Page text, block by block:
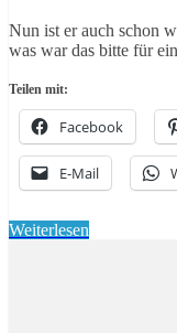
Nun ist er auch schon
was war das bitte für
Teilen mit:
Facebook
E-Mail
Weiterlesen